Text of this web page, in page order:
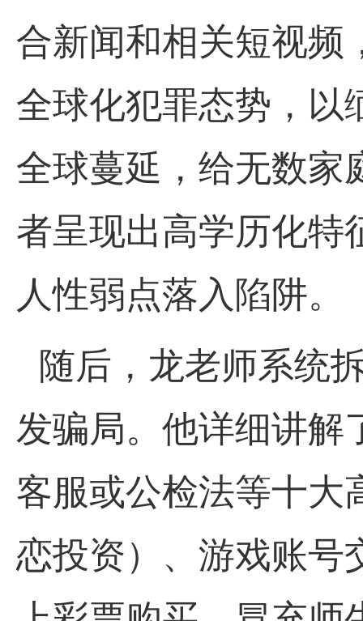
合新闻和相关短视频
全球化犯罪态势，以
全球蔓延，给无数家
者呈现出高学历化特
人性弱点落入陷阱。
随后，龙老师系统
发骗局。他详细讲解
客服或公检法等十大
恋投资）、游戏账号